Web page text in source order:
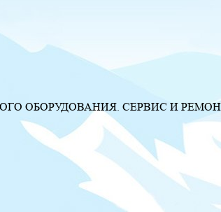
ОБОРУДОВАНИЯ. СЕРВИС И